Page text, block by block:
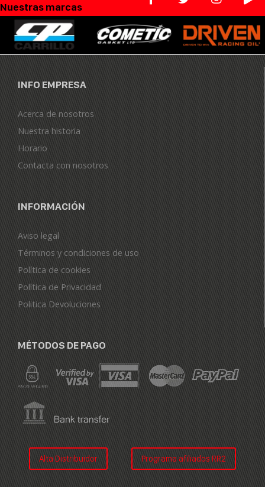
Nuestras marcas
INFO EMPRESA
Acerca de nosotros
Nuestra historia
Horario
Contacta con nosotros
INFORMACIÓN
Aviso legal
Términos y condiciones de uso
Política de cookies
Política de Privacidad
Politica Devoluciones
MÉTODOS DE PAGO
Alta Distribuidor Programa afiliados RR2